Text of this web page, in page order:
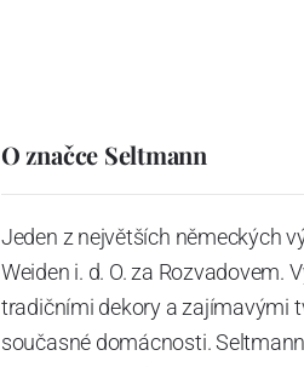
O značce Seltmann
Jeden z největších německých
Weiden i. d. O. za
tradičními dekory a zajímavými
současné domácnosti.